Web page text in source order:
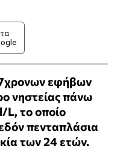
εφήβων
νηστείας πάνω
το οποίο
πενταπλάσια
των 24 ετών.